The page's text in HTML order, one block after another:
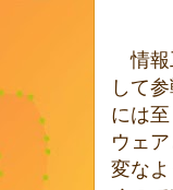
情報
して
には
ウェ
変な